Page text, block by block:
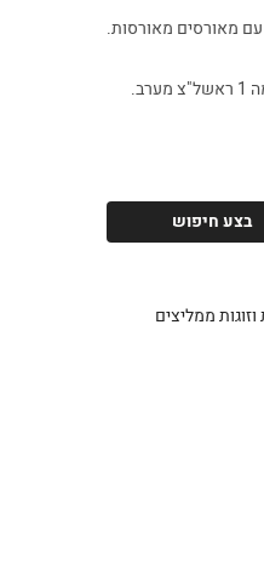
מאורסים מאורסות.
ממליצים